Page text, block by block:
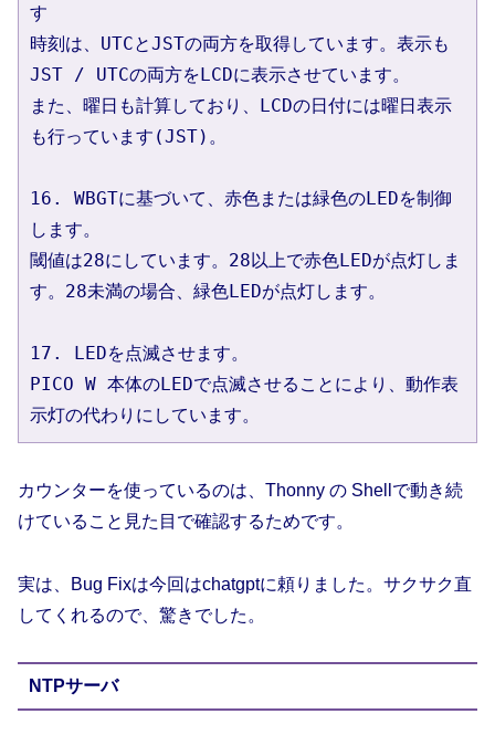
す
時刻は、UTCとJSTの両方を取得しています。表示も
JST / UTCの両方をLCDに表示させています。
また、曜日も計算しており、LCDの日付には曜日表示
も行っています(JST)。
16. WBGTに基づいて、赤色または緑色のLEDを制御
します。
閾値は28にしています。28以上で赤色LEDが点灯しま
す。28未満の場合、緑色LEDが点灯します。
17. LEDを点滅させます。
PICO W 本体のLEDで点滅させることにより、動作表
示灯の代わりにしています。
カウンターを使っているのは、Thonny の Shellで動き続
けていること見た目で確認するためです。
実は、Bug Fixは今回はchatgptに頼りました。サクサク直
してくれるので、驚きでした。
NTPサーバ